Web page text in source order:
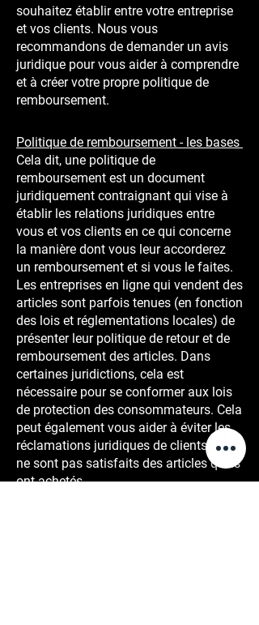
souhaitez établir entre votre entreprise
et vos clients. Nous vous
recommandons de demander un avis
juridique pour vous aider à comprendre
et à créer votre propre politique de
remboursement.
Politique de remboursement - les bases
Cela dit, une politique de
remboursement est un document
juridiquement contraignant qui vise à
établir les relations juridiques entre
vous et vos clients en ce qui concerne
la manière dont vous leur accorderez
un remboursement et si vous le faites.
Les entreprises en ligne qui vendent des
articles sont parfois tenues (en fonction
des lois et réglementations locales) de
présenter leur politique de retour et de
remboursement des articles. Dans
certaines juridictions, cela est
nécessaire pour se conformer aux lois
de protection des consommateurs. Cela
peut également vous aider à éviter les
réclamations juridiques de clients qui
ne sont pas satisfaits des articles qu'ils
ont achetés.